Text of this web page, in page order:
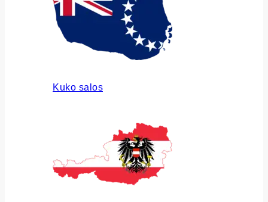
Kuko salos